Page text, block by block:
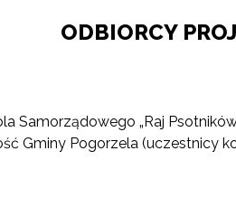
ODBIORCY
Samorządowego „Raj
Gminy Pogorzela (uczestnicy